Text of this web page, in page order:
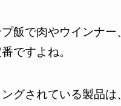
飯で肉やウインナー
ですよね。
グされている製品は